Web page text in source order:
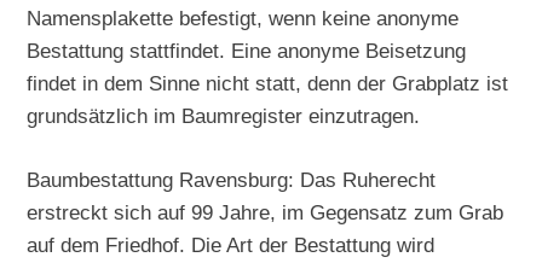
Namensplakette befestigt, wenn keine anonyme
Bestattung stattfindet. Eine anonyme Beisetzung
findet in dem Sinne nicht statt, denn der Grabplatz ist
grundsätzlich im Baumregister einzutragen.
Baumbestattung Ravensburg: Das Ruherecht
erstreckt sich auf 99 Jahre, im Gegensatz zum Grab
auf dem Friedhof. Die Art der Bestattung wird